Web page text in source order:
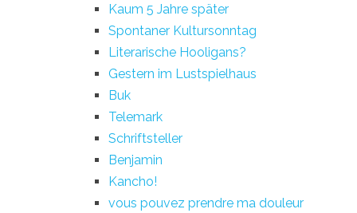
Kaum 5 Jahre später
Spontaner Kultursonntag
Literarische Hooligans?
Gestern im Lustspielhaus
Buk
Telemark
Schriftsteller
Benjamin
Kancho!
vous pouvez prendre ma douleur